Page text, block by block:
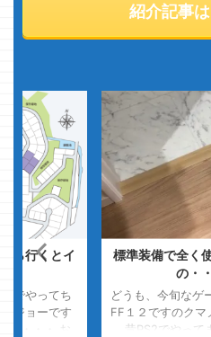
紹介記事
ら行くとイ
でやってち
ジョーです
・・・ お
標準装備で全く
の・
どうも、今旬なゲ
FF１２ですのクマ
昔PS2でやって